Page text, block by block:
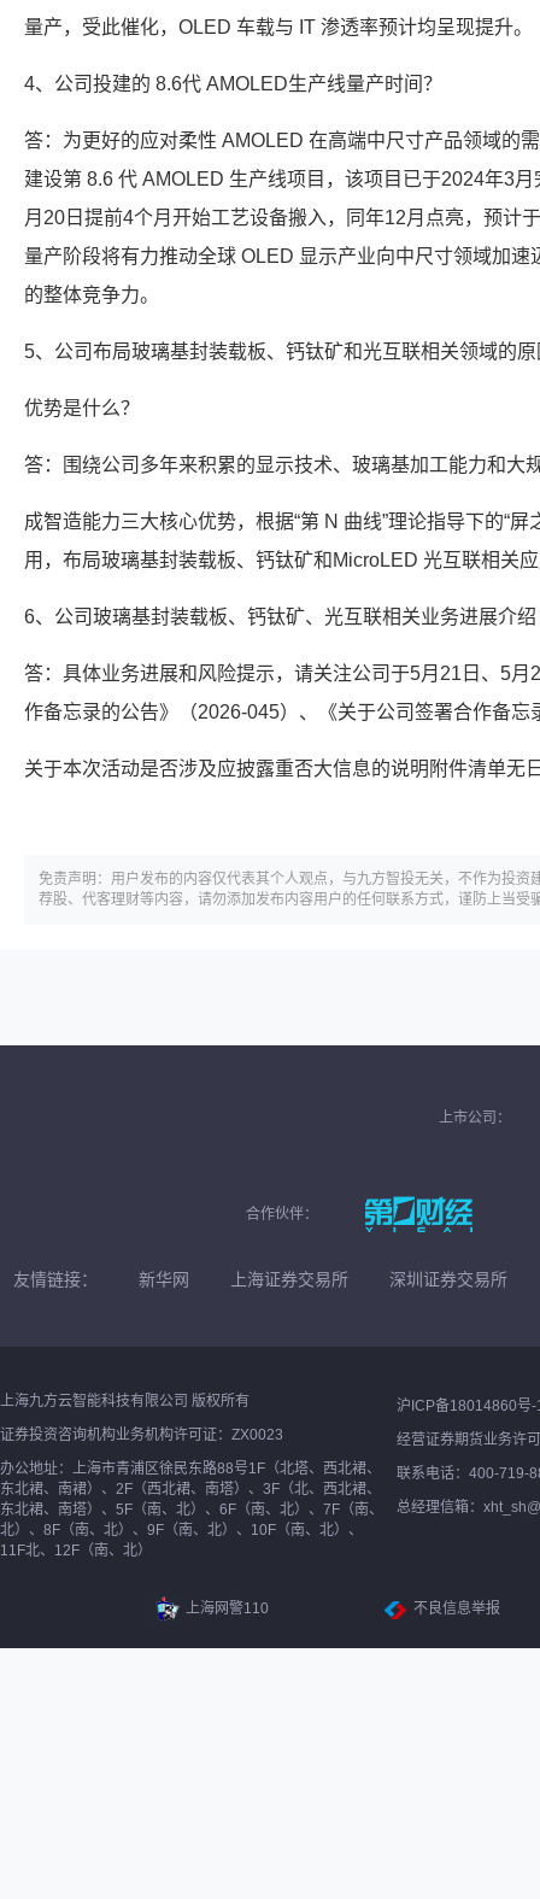
量产，受此催化，OLED 车载与 IT 渗透率预计均呈现提升。
4、公司投建的 8.6代 AMOLED生产线量产时间？
答：为更好的应对柔性 AMOLED 在高端中尺寸产品领域的
建设第 8.6 代 AMOLED 生产线项目，该项目已于2024年3
月20日提前4个月开始工艺设备搬入，同年12月点亮，预计
量产阶段将有力推动全球 OLED 显示产业向中尺寸领域加
的整体竞争力。
5、公司布局玻璃基封装载板、钙钛矿和光互联相关领域的
优势是什么？
答：围绕公司多年来积累的显示技术、玻璃基加工能力和大
成智造能力三大核心优势，根据“第 N 曲线”理论指导下的“
用，布局玻璃基封装载板、钙钛矿和MicroLED 光互联相关
6、公司玻璃基封装载板、钙钛矿、光互联相关业务进展介绍
答：具体业务进展和风险提示，请关注公司于5月21日、5
作备忘录的公告》（2026-045）、《关于公司签署合作备
关于本次活动是否涉及应披露重否大信息的说明附件清单无
免责声明：用户发布的内容仅代表其个人观点，与九方智投无关，不作为投
荐股、代客理财等内容，请勿添加发布内容用户的任何联系方式，谨防上当受
上市公司：
合作伙伴：
友情链接： 新华网 上海证券交易所 深圳证券交易所
上海九方云智能科技有限公司 版权所有
证券投资咨询机构业务机构许可证：ZX0023
办公地址：上海市青浦区徐民东路88号1F（北塔、西北裙、
东北裙、南裙）、2F（西北裙、南塔）、3F（北、西北裙、
东北裙、南塔）、5F（南、北）、6F（南、北）、7F（南、
北）、8F（南、北）、9F（南、北）、10F（南、北）、
11F北、12F（南、北）
沪ICP备18014860号-
经营证券期货业务许
联系电话：400-719-
总经理信箱：
上海网警110 不良信息举报